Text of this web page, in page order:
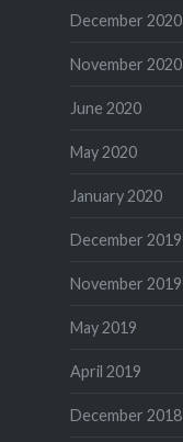
December 2020
November 2020
June 2020
May 2020
January 2020
December 2019
November 2019
May 2019
April 2019
December 2018